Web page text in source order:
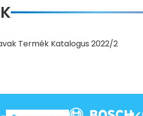
Termék Katalogus 2022/2